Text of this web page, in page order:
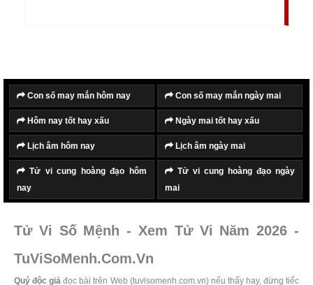
Con số may mắn hôm nay Con số may mắn ngày mai
Hôm nay tốt hay xấu Ngày mai tốt hay xấu
Lịch âm hôm nay Lịch âm ngày mai
Tử vi cung hoàng đạo hôm
nay
Tử vi cung hoàng đạo ngày
mai
Tử Vi Số Mệnh - Xem Tử Vi Năm 2026 -
TuViSoMenh.Com.Vn
Quý độc giả đọc bài trên Web (tuvisomenh.com.vn) nếu thấy hay, đừng tiếc